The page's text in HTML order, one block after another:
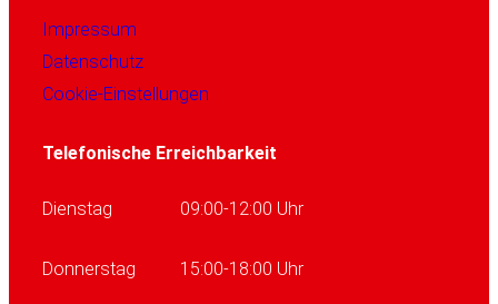
Impressum
Datenschutz
Cookie-Einstellungen
Telefonische Erreichbarkeit
Dienstag 09:00-12:00 Uhr
Donnerstag 15:00-18:00 Uhr